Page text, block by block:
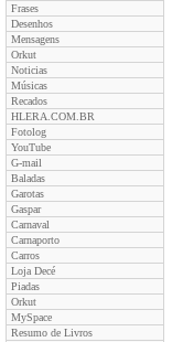
Frases
Desenhos
Mensagens
Orkut
Noticias
Músicas
Recados
HLERA.COM.BR
Fotolog
YouTube
G-mail
Baladas
Garotas
Gaspar
Carnaval
Carnaporto
Carros
Loja Decé
Piadas
Orkut
MySpace
Resumo de Livros